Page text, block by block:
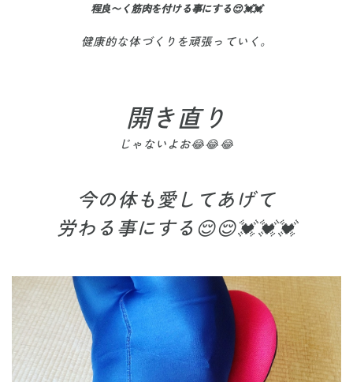
程良〜く筋肉を付ける事にする😌💓💓
健康的な体づくりを頑張っていく。
開き直り
じゃないよお😂😂😂
今の体も愛してあげて
労わる事にする😌😌💓💓💓